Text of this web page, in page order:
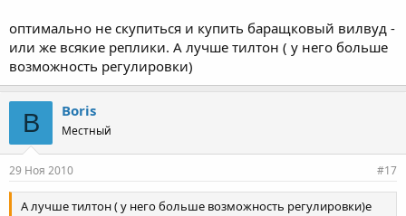
оптимально не скупиться и купить баращковый вилвуд -
или же всякие реплики. А лучше тилтон ( у него больше
возможность регулировки)
B Boris
Местный
29 Ноя 2010 #17
А лучше тилтон ( у него больше возможность регулировки)е